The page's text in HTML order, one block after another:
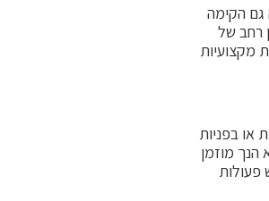
קוראים של מעל 12,000 מינויים. הקבוצה גם הקימה
מגוון רחב של
מקצועיות
או בפניות
הנך מוזמן
פעולות